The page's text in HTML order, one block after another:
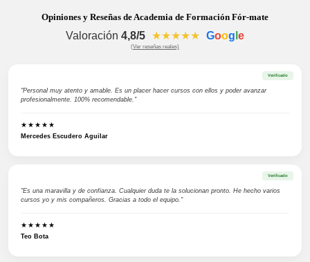
Opiniones y Reseñas de Academia de Formación Fór-mate
Valoración 4,8/5 ★★★★★ Goog e
(Ver reseñas reales)
Verificado
"Personal muy atento y amable. Es un placer hacer cursos con ellos y poder avanzar
profesionalmente. 100% recomendable."
★★★★★
Mercedes Escudero Aguilar
Verificado
"Es una maravilla y de confianza. Cualquier duda te la solucionan pronto. He hecho varios
cursos yo y mis compañeros. Gracias a todo el equipo."
★★★★★
Teo Bota